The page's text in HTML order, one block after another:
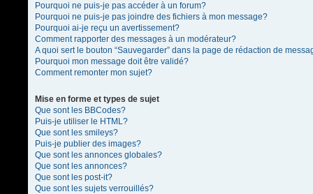
Pourquoi ne puis-je pas accéder à un forum?
Pourquoi ne puis-je pas joindre des fichiers à mon message?
Pourquoi ai-je reçu un avertissement?
Comment rapporter des messages à un modérateur?
A quoi sert le bouton “Sauvegarder” dans la page de rédaction de
Pourquoi mon message doit être validé?
Comment remonter mon sujet?
Mise en forme et types de sujet
Que sont les BBCodes?
Puis-je utiliser le HTML?
Que sont les smileys?
Puis-je publier des images?
Que sont les annonces globales?
Que sont les annonces?
Que sont les post-it?
Que sont les sujets verrouillés?